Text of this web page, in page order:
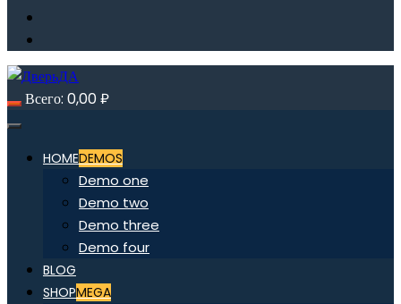
Всего: 0,00₽
HOMEDEMOS
Demo one
Demo two
Demo three
Demo four
BLOG
SHOPMEGA